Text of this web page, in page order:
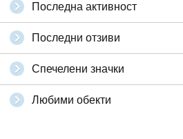
Последна активност
Последни отзиви
Спечелени значки
Любими обекти